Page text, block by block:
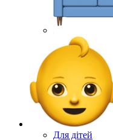
Для дітей